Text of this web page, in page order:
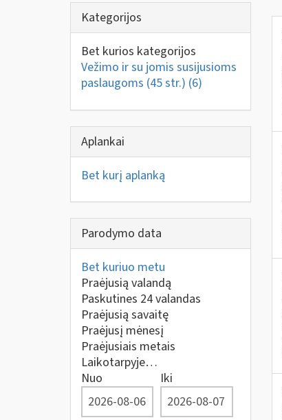
Kategorijos
Bet kurios kategorijos
Vežimo ir su jomis susijusioms
paslaugoms (45 str.) (6)
Aplankai
Bet kurį aplanką
Parodymo data
Bet kuriuo metu
Praėjusią valandą
Paskutines 24 valandas
Praėjusią savaitę
Praėjusį mėnesį
Praėjusiais metais
Laikotarpyje…
Nuo
Iki